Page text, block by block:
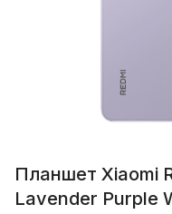
Планшет Xiaomi
Lavender Purple